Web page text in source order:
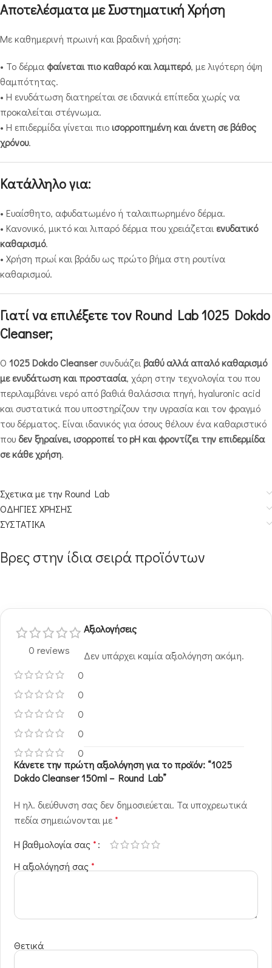
Αποτελέσματα με Συστηματική Χρήση
Με καθημερινή πρωινή και βραδινή χρήση:
• Το δέρμα φαίνεται πιο καθαρό και λαμπερό, με λιγότερη όψη
θαμπότητας.
• Η ενυδάτωση διατηρείται σε ιδανικά επίπεδα χωρίς να
προκαλείται στέγνωμα.
• Η επιδερμίδα γίνεται πιοισορροπημένη και άνετη σε βάθος
χρόνου.
Κατάλληλο για:
• Ευαίσθητο, αφυδατωμένο ή ταλαιπωρημένο δέρμα.
• Κανονικό, μικτό και λιπαρό δέρμα που χρειάζεται ενυδατικό
καθαρισμό.
• Χρήση πρωί και βράδυ ως πρώτο βήμα στη ρουτίνα
καθαρισμού.
Γιατί να επιλέξετε τον Round Lab 1025 Dokdo
Cleanser;
Ο 1025 Dokdo Cleanserσυνδυάζειβαθύ αλλά απαλό καθαρισμό
με ενυδάτωση και προστασία, χάρη στην τεχνολογία του που
περιλαμβάνει νερό από βαθιά θαλάσσια πηγή, hyaluronic acid
και συστατικά που υποστηρίζουν την υγρασία και τον φραγμό
του δέρματος. Είναι ιδανικός για όσους θέλουν ένα καθαριστικό
που δεν ξηραίνει, ισορροπεί το pH και φροντίζει την επιδερμίδα
σε κάθε χρήση.
Σχετικα με την Round Lab
ΟΔΗΓΙΕΣ ΧΡΗΣΗΣ
ΣΥΣΤΑΤΙΚΑ
Βρες στην ίδια σειρά προϊόντων
0 reviews
0
0
0
0
0
Αξιολογήσεις
Δεν υπάρχει καμία αξιολόγηση ακόμη.
Κάνετε την πρώτη αξιολόγηση για το προϊόν: “1025
Dokdo Cleanser 150ml – Round Lab”
Η ηλ. διεύθυνση σας δεν δημοσιεύεται. Τα υποχρεωτικά
πεδία σημειώνονται με*
Η βαθμολογία σας*
Η αξιολόγησή σας*
Θετικά